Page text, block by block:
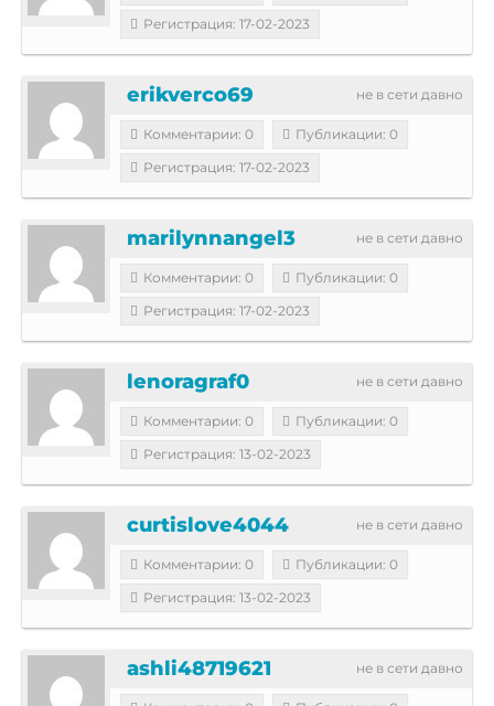
Регистрация: 17-02-2023
не в сети давно
erikverco69
Комментарии: 0
Публикации: 0
Регистрация: 17-02-2023
не в сети давно
marilynnangel3
Комментарии: 0
Публикации: 0
Регистрация: 17-02-2023
не в сети давно
lenoragraf0
Комментарии: 0
Публикации: 0
Регистрация: 13-02-2023
не в сети давно
curtislove4044
Комментарии: 0
Публикации: 0
Регистрация: 13-02-2023
не в сети давно
ashli48719621